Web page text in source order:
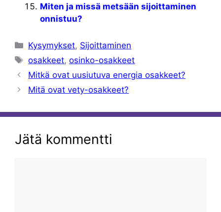
Miten ja missä metsään sijoittaminen
onnistuu?
Kategoriat
Kysymykset, Sijoittaminen
Avainsanat
osakkeet,osinko-osakkeet
Mitkä ovat uusiutuva energia osakkeet?
Mitä ovat vety-osakkeet?
Jätä kommentti